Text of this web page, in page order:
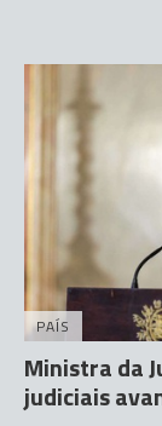
PAÍS
Ministra da
judiciais